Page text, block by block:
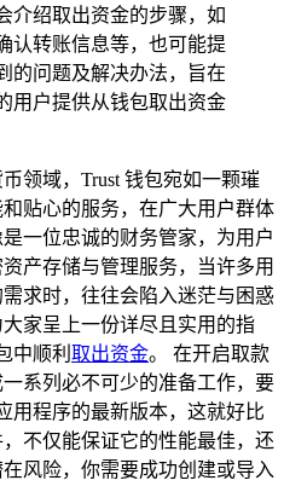
介绍取出资金的步骤，如
认转账信息等，也可能提
的问题及解决办法，旨在
用户提供从钱包取出资金
领域，Trust 钱包宛如一颗璀
贴心的服务，在广大用户群体
一位忠诚的财务管家，为用户
产存储与管理服务，当许多用
求时，往往会陷入迷茫与困惑
家呈上一份详尽且实用的指
中顺利 取出资金。 在开启取款
系列必不可少的准备工作，要
用程序的最新版本，这就好比
不仅能保证它的性能最佳，还
风险，你需要成功创建或导入